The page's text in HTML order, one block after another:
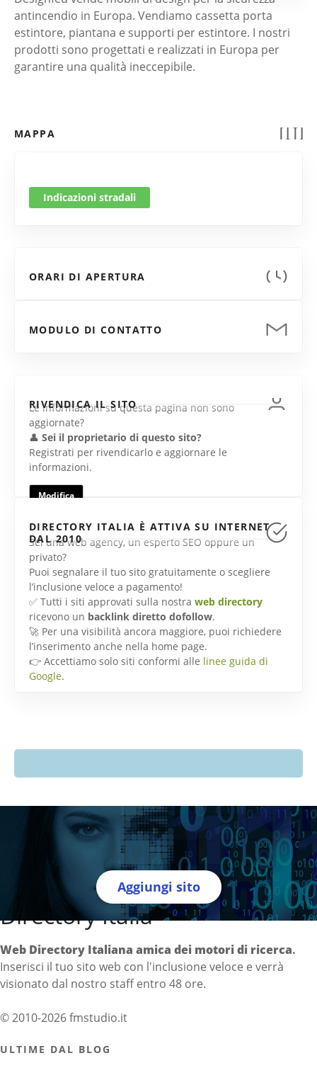
antincendio in Europa. Vendiamo cassetta porta
estintore, piantana e supporti per estintore. I nostri
prodotti sono progettati e realizzati in Europa per
garantire una qualità ineccepibile.
MAPPA
Indicazioni stradali
ORARI DI APERTURA
MODULO DI CONTATTO
RIVENDICA IL SITO
Le informazioni su questa pagina non sono
aggiornate?
👤 Sei il proprietario di questo sito?
Registrati per rivendicarlo e aggiornare le
informazioni.
Modifica
DIRECTORY ITALIA È ATTIVA SU INTERNET
DAL 2010
Sei una web agency, un esperto SEO oppure un
privato?
Puoi segnalare il tuo sito gratuitamente o scegliere
l’inclusione veloce a pagamento!
✅ Tutti i siti approvati sulla nostra web directory
ricevono un backlink diretto dofollow.
🚀 Per una visibilità ancora maggiore, puoi richiedere
l’inserimento anche nella home page.
👉 Accettiamo solo siti conformi alle linee guida di
Google.
Aggiungi sito
Directory Italia
Web Directory Italiana amica dei motori di ricerca.
Inserisci il tuo sito web con l'inclusione veloce e verrà
visionato dal nostro staff entro 48 ore.
© 2010-2026 fmstudio.it
ULTIME DAL BLOG